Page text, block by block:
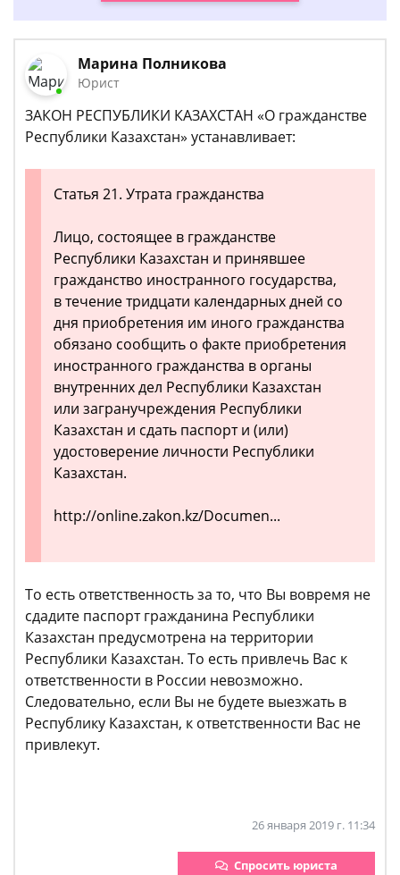
Марина Полникова
Юрист
ЗАКОН РЕСПУБЛИКИ КАЗАХСТАН «О гражданстве
Республики Казахстан» устанавливает:
Статья 21. Утрата гражданства
Лицо, состоящее в гражданстве
Республики Казахстан и принявшее
гражданство иностранного государства,
в течение тридцати календарных дней со
дня приобретения им иного гражданства
обязано сообщить о факте приобретения
иностранного гражданства в органы
внутренних дел Республики Казахстан
или загранучреждения Республики
Казахстан и сдать паспорт и (или)
удостоверение личности Республики
Казахстан.
http://online.zakon.kz/Documen...
То есть ответственность за то, что Вы вовремя не
сдадите паспорт гражданина Республики
Казахстан предусмотрена на территории
Республики Казахстан. То есть привлечь Вас к
ответственности в России невозможно.
Следовательно, если Вы не будете выезжать в
Республику Казахстан, к ответственности Вас не
привлекут.
26 января 2019 г. 11:34
Спросить юриста